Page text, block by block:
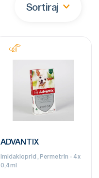
Sortiraj
ADVANTIX
Imidakloprid , Permetrin - 4 x
0,4 ml